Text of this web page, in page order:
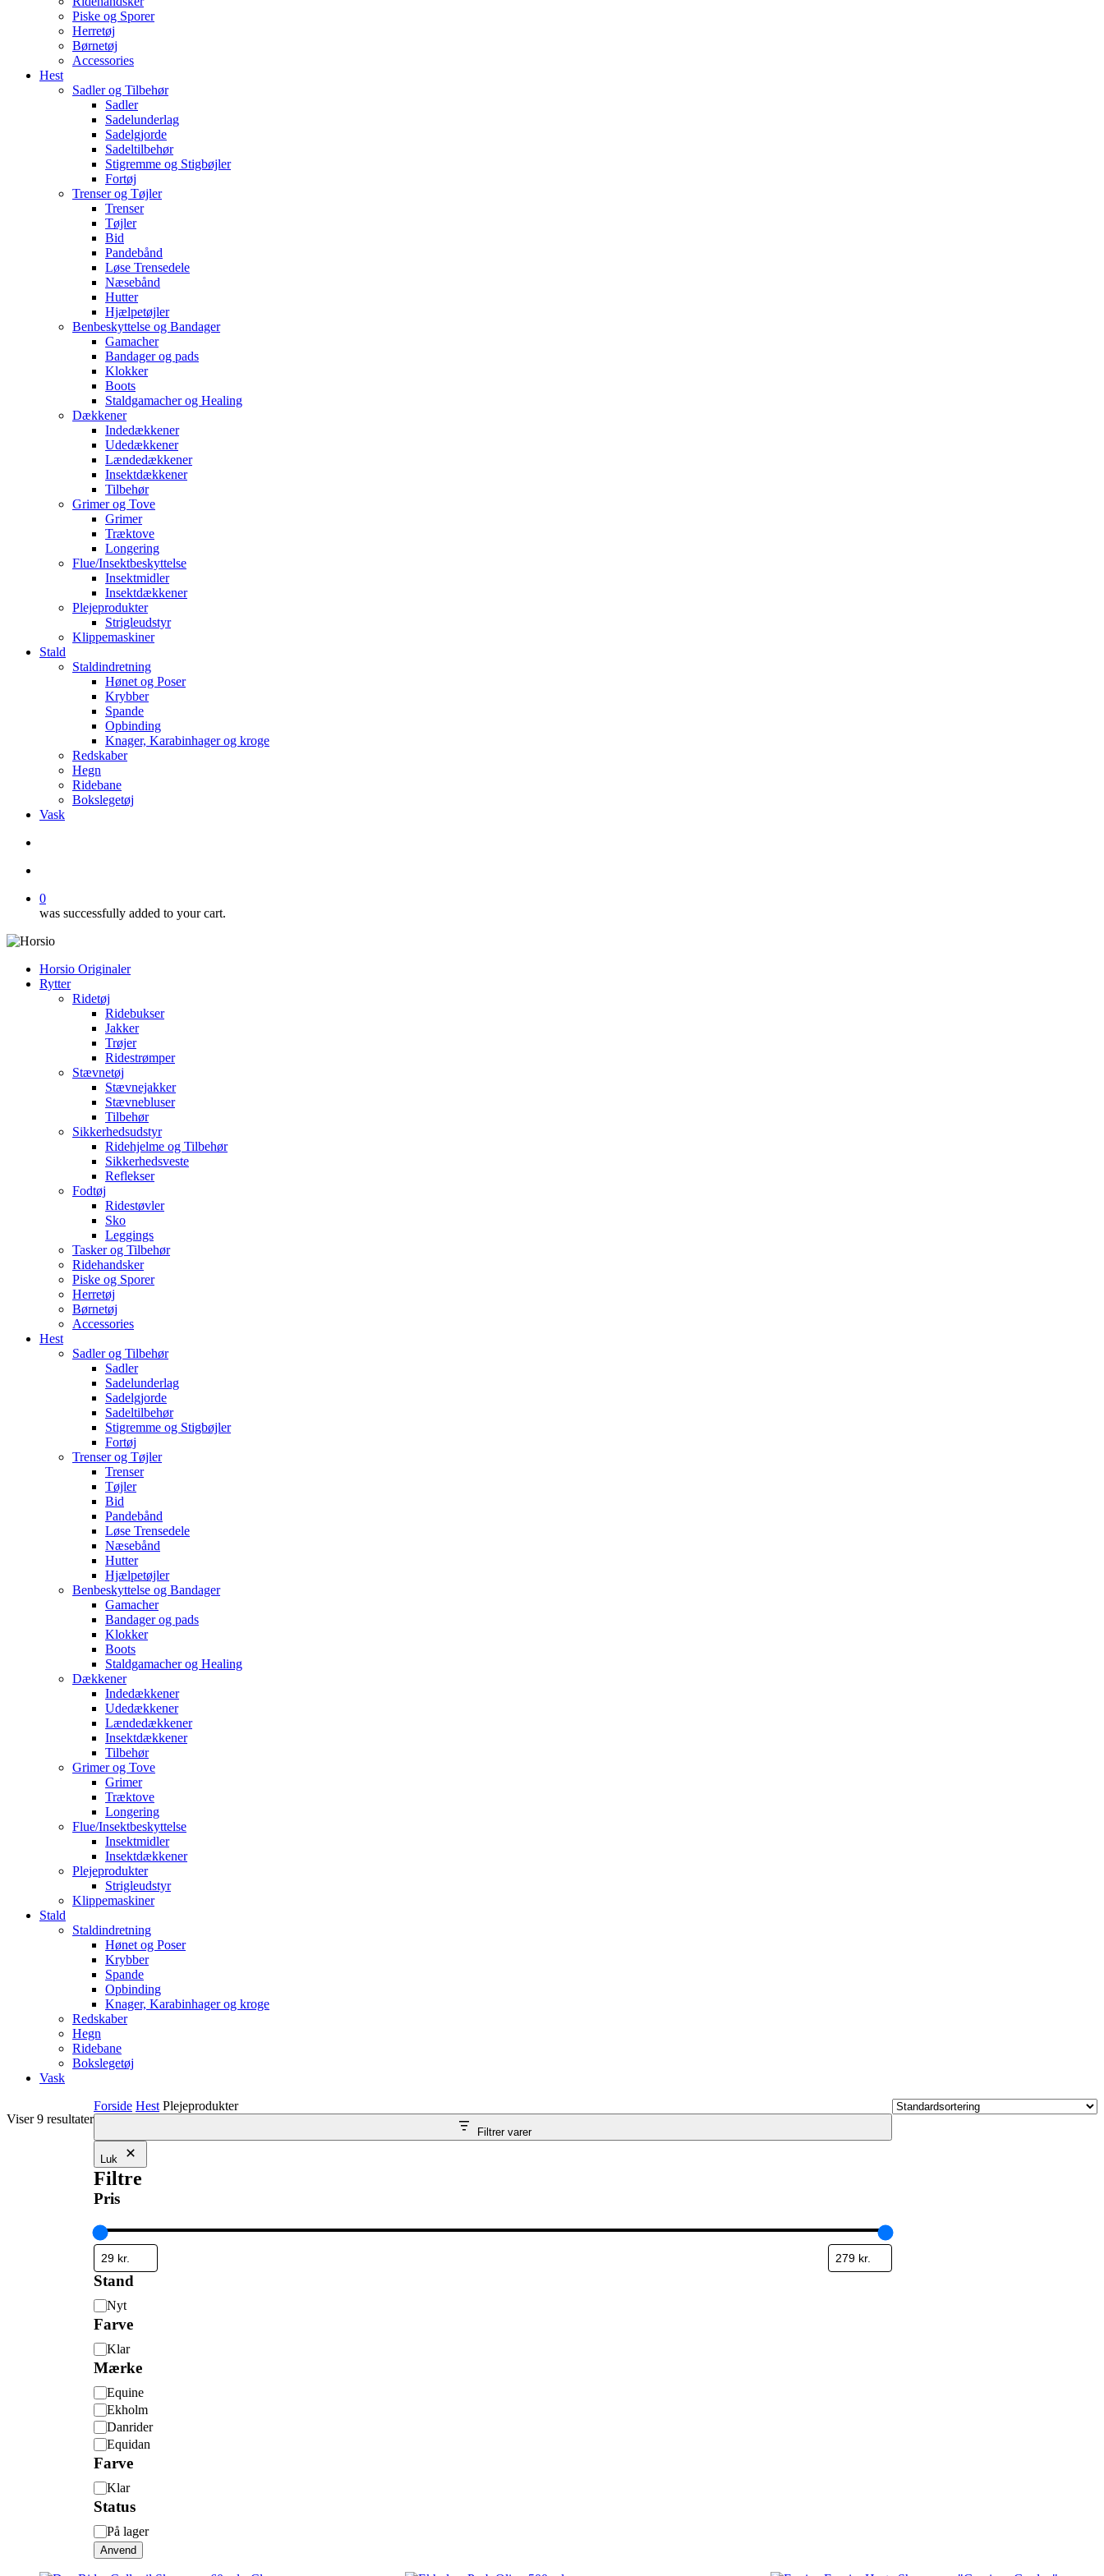
Piske og Sporer
Herretøj
Børnetøj
Accessories
Hest
Sadler og Tilbehør
Sadler
Sadelunderlag
Sadelgjorde
Sadeltilbehør
Stigremme og Stigbøjler
Fortøj
Trenser og Tøjler
Trenser
Tøjler
Bid
Pandebånd
Løse Trensedele
Næsebånd
Hutter
Hjælpetøjler
Benbeskyttelse og Bandager
Gamacher
Bandager og pads
Klokker
Boots
Staldgamacher og Healing
Dækkener
Indedækkener
Udedækkener
Lændedækkener
Insektdækkener
Tilbehør
Grimer og Tove
Grimer
Træktove
Longering
Flue/Insektbeskyttelse
Insektmidler
Insektdækkener
Plejeprodukter
Strigleudstyr
Klippemaskiner
Stald
Staldindretning
Hønet og Poser
Krybber
Spande
Opbinding
Knager, Karabinhager og kroge
Redskaber
Hegn
Ridebane
Bokslegetøj
Vask
0
was successfully added to your cart.
Horsio Originaler
Rytter
Ridetøj
Ridebukser
Jakker
Trøjer
Ridestrømper
Stævnetøj
Stævnejakker
Stævnebluser
Tilbehør
Sikkerhedsudstyr
Ridehjelme og Tilbehør
Sikkerhedsveste
Reflekser
Fodtøj
Ridestøvler
Sko
Leggings
Tasker og Tilbehør
Ridehandsker
Piske og Sporer
Herretøj
Børnetøj
Accessories
Hest
Sadler og Tilbehør
Sadler
Sadelunderlag
Sadelgjorde
Sadeltilbehør
Stigremme og Stigbøjler
Fortøj
Trenser og Tøjler
Trenser
Tøjler
Bid
Pandebånd
Løse Trensedele
Næsebånd
Hutter
Hjælpetøjler
Benbeskyttelse og Bandager
Gamacher
Bandager og pads
Klokker
Boots
Staldgamacher og Healing
Dækkener
Indedækkener
Udedækkener
Lændedækkener
Insektdækkener
Tilbehør
Grimer og Tove
Grimer
Træktove
Longering
Flue/Insektbeskyttelse
Insektmidler
Insektdækkener
Plejeprodukter
Strigleudstyr
Klippemaskiner
Stald
Staldindretning
Hønet og Poser
Krybber
Spande
Opbinding
Knager, Karabinhager og kroge
Redskaber
Hegn
Ridebane
Bokslegetøj
Vask
Viser 9 resultater
Forside Hest Plejeprodukter
Filtrer varer
Luk
Filtre
Pris
Stand
Stand
Nyt
Farve
Farve
Klar
Mærke
Mærke
Equine
Ekholm
Danrider
Equidan
Farve
Farve
Klar
Status
Status
På lager
Anvend